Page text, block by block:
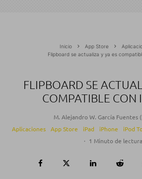
Inicio App Store
Flipboard se actualiza y ya es
FLIPBOARD SE
COMPATIBLE CON
M. Alejandro W. García Fuentes
Aplicaciones
App Store iPad iPhone iPod
· 1 Minuto de lectura